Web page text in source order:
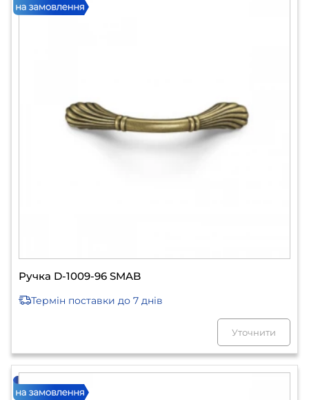
Ручка D-1009-96 SMAB
Термін поставки до 7 днів
Уточнити